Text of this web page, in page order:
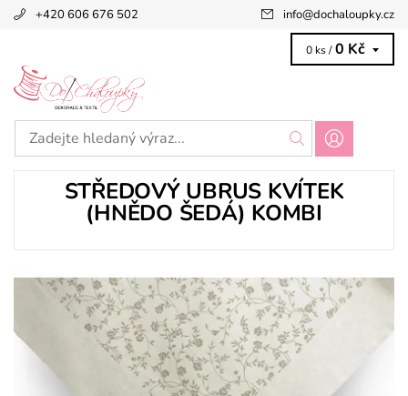
+420 606 676 502 info@dochaloupky.cz
0 ks / 0 Kč
STŘEDOVÝ UBRUS KVÍTEK
(HNĚDO ŠEDÁ) KOMBI